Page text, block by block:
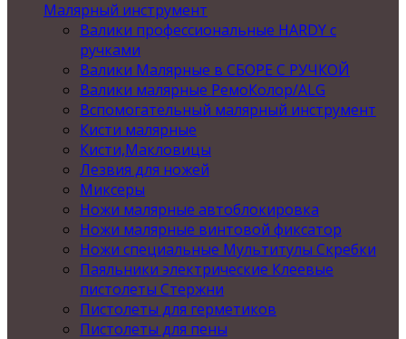
Малярный инструмент
Валики профессиональные HARDY с
ручками
Валики Малярные в СБОРЕ С РУЧКОЙ
Валики малярные РемоКолор/ALG
Вспомогательный малярный инструмент
Кисти малярные
Кисти,Макловицы
Лезвия для ножей
Миксеры
Ножи малярные автоблокировка
Ножи малярные винтовой фиксатор
Ножи специальные Мультитулы Скребки
Паяльники электрические Клеевые
пистолеты Стержни
Пистолеты для герметиков
Пистолеты для пены